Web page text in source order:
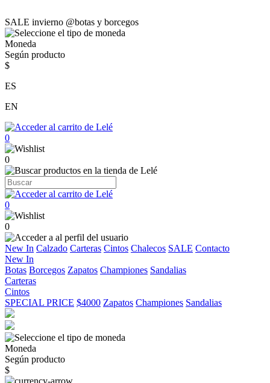
SALE invierno @botas y borcegos
Moneda
Según producto
$
ES
EN
0
0
0
0
New In Calzado Carteras Cintos Chalecos SALE Contacto
New In
Botas Borcegos Zapatos Championes Sandalias
Carteras
Cintos
SPECIAL PRICE $4000 Zapatos Championes Sandalias
Moneda
Según producto
$